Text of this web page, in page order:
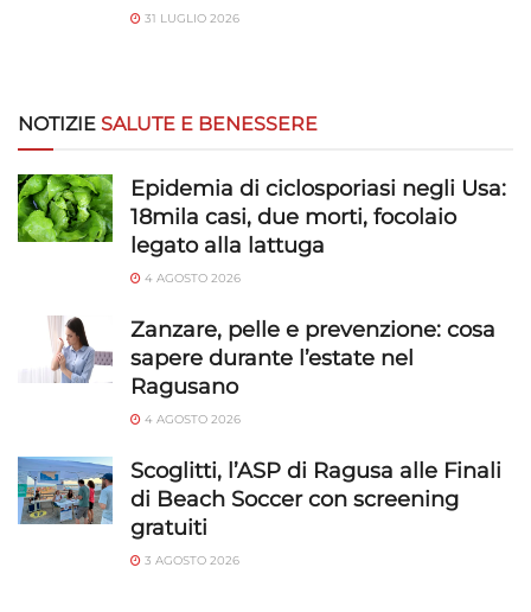
31 LUGLIO 2026
NOTIZIE SALUTE E BENESSERE
Epidemia di ciclosporiasi negli Usa:
18mila casi, due morti, focolaio
legato alla lattuga
4 AGOSTO 2026
Zanzare, pelle e prevenzione: cosa
sapere durante l’estate nel
Ragusano
4 AGOSTO 2026
Scoglitti, l’ASP di Ragusa alle Finali
di Beach Soccer con screening
gratuiti
3 AGOSTO 2026